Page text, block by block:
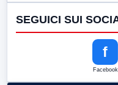
SEGUICI SUI
f
Facebook